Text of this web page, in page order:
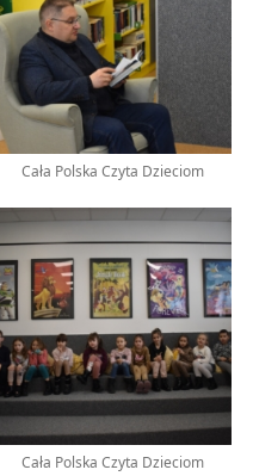
Cała Polska Czyta Dzieciom
Cała Polska Czyta Dzieciom